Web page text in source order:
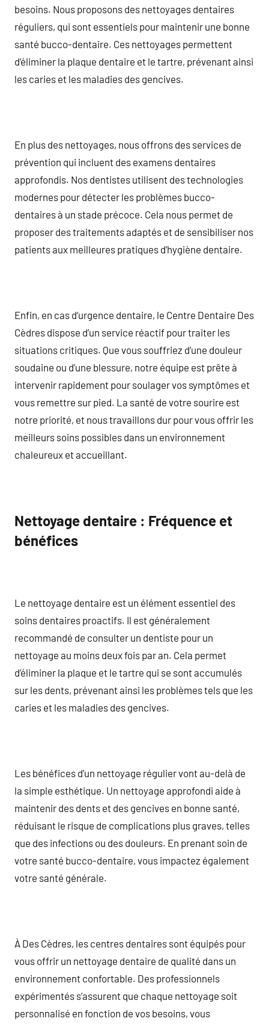
besoins. Nous proposons des nettoyages dentaires
réguliers, qui sont essentiels pour maintenir une bonne
santé bucco-dentaire. Ces nettoyages permettent
d’éliminer la plaque dentaire et le tartre, prévenant ainsi
les caries et les maladies des gencives.
En plus des nettoyages, nous offrons des services de
prévention qui incluent des examens dentaires
approfondis. Nos dentistes utilisent des technologies
modernes pour détecter les problèmes bucco-
dentaires à un stade précoce. Cela nous permet de
proposer des traitements adaptés et de sensibiliser nos
patients aux meilleures pratiques d’hygiène dentaire.
Enfin, en cas d’urgence dentaire, le Centre Dentaire Des
Cèdres dispose d’un service réactif pour traiter les
situations critiques. Que vous souffriez d’une douleur
soudaine ou d’une blessure, notre équipe est prête à
intervenir rapidement pour soulager vos symptômes et
vous remettre sur pied. La santé de votre sourire est
notre priorité, et nous travaillons dur pour vous offrir les
meilleurs soins possibles dans un environnement
chaleureux et accueillant.
Nettoyage dentaire : Fréquence et
bénéfices
Le nettoyage dentaire est un élément essentiel des
soins dentaires proactifs. Il est généralement
recommandé de consulter un dentiste pour un
nettoyage au moins deux fois par an. Cela permet
d’éliminer la plaque et le tartre qui se sont accumulés
sur les dents, prévenant ainsi les problèmes tels que les
caries et les maladies des gencives.
Les bénéfices d’un nettoyage régulier vont au-delà de
la simple esthétique. Un nettoyage approfondi aide à
maintenir des dents et des gencives en bonne santé,
réduisant le risque de complications plus graves, telles
que des infections ou des douleurs. En prenant soin de
votre santé bucco-dentaire, vous impactez également
votre santé générale.
À Des Cèdres, les centres dentaires sont équipés pour
vous offrir un nettoyage dentaire de qualité dans un
environnement confortable. Des professionnels
expérimentés s’assurent que chaque nettoyage soit
personnalisé en fonction de vos besoins, vous